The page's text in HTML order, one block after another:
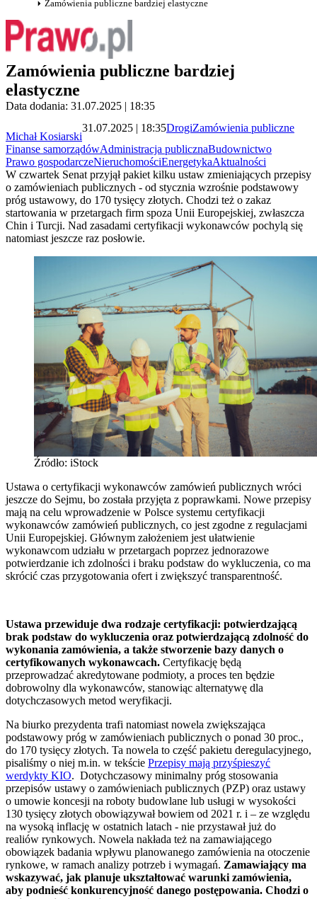
Zamówienia publiczne bardziej elastyczne
Zamówienia publiczne bardziej
elastyczne
Data dodania: 31.07.2025 | 18:35
Michał Kosiarski
31.07.2025 | 18:35DrogiZamówienia publiczne
Finanse samorządówAdministracja publicznaBudownictwo
Prawo gospodarczeNieruchomościEnergetykaAktualności
W czwartek Senat przyjął pakiet kilku ustaw zmieniających przepisy
o zamówieniach publicznych - od stycznia wzrośnie podstawowy
próg ustawowy, do 170 tysięcy złotych. Chodzi też o zakaz
startowania w przetargach firm spoza Unii Europejskiej, zwłaszcza
Chin i Turcji. Nad zasadami certyfikacji wykonawców pochylą się
natomiast jeszcze raz posłowie.
Źródło: iStock
Ustawa o certyfikacji wykonawców zamówień publicznych wróci
jeszcze do Sejmu, bo została przyjęta z poprawkami. Nowe przepisy
mają na celu wprowadzenie w Polsce systemu certyfikacji
wykonawców zamówień publicznych, co jest zgodne z regulacjami
Unii Europejskiej. Głównym założeniem jest ułatwienie
wykonawcom udziału w przetargach poprzez jednorazowe
potwierdzanie ich zdolności i braku podstaw do wykluczenia, co ma
skrócić czas przygotowania ofert i zwiększyć transparentność.
Ustawa przewiduje dwa rodzaje certyfikacji: potwierdzającą
brak podstaw do wykluczenia oraz potwierdzającą zdolność do
wykonania zamówienia, a także stworzenie bazy danych o
certyfikowanych wykonawcach. Certyfikację będą
przeprowadzać akredytowane podmioty, a proces ten będzie
dobrowolny dla wykonawców, stanowiąc alternatywę dla
dotychczasowych metod weryfikacji.
Na biurko prezydenta trafi natomiast nowela zwiększająca
podstawowy próg w zamówieniach publicznych o ponad 30 proc.,
do 170 tysięcy złotych. Ta nowela to część pakietu deregulacyjnego,
pisaliśmy o niej m.in. w tekście Przepisy mają przyśpieszyć
werdykty KIO. Dotychczasowy minimalny próg stosowania
przepisów ustawy o zamówieniach publicznych (PZP) oraz ustawy
o umowie koncesji na roboty budowlane lub usługi w wysokości
130 tysięcy złotych obowiązywał bowiem od 2021 r. i – ze względu
na wysoką inflację w ostatnich latach - nie przystawał już do
realiów rynkowych. Nowela nakłada też na zamawiającego
obowiązek badania wpływu planowanego zamówienia na otoczenie
rynkowe, w ramach analizy potrzeb i wymagań. Zamawiający ma
wskazywać, jak planuje ukształtować warunki zamówienia,
aby podnieść konkurencyjność danego postępowania. Chodzi o